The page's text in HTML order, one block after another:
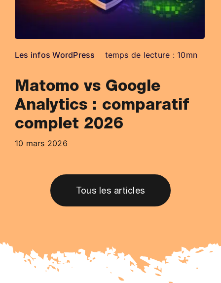
Les infos WordPress temps de lecture : 10mn
Matomo vs Google
Analytics : comparatif
complet 2026
10 mars 2026
Tous les articles